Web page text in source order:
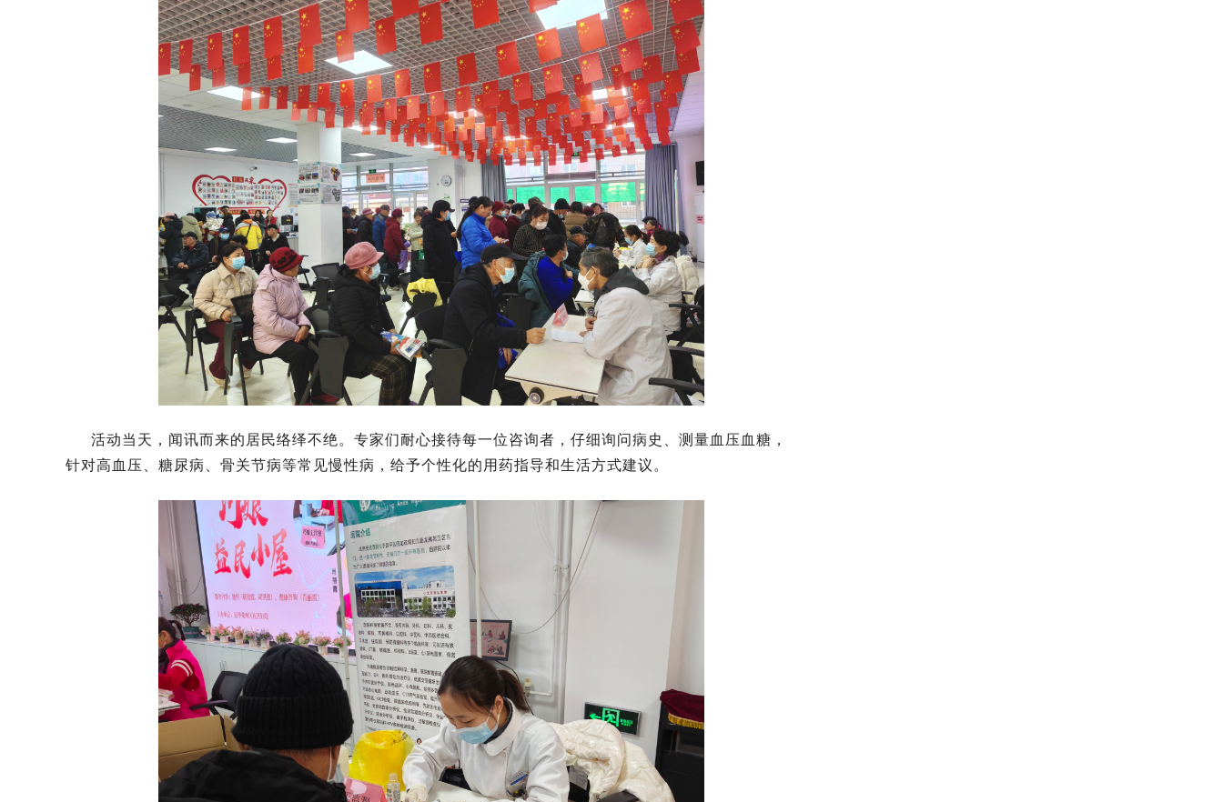
活动当天，闻讯而来的居民络绎不绝。专家们耐心接待每一位咨询者，仔细询问病史、测量血压血糖，
针对高血压、糖尿病、骨关节病等常见慢性病，给予个性化的用药指导和生活方式建议。